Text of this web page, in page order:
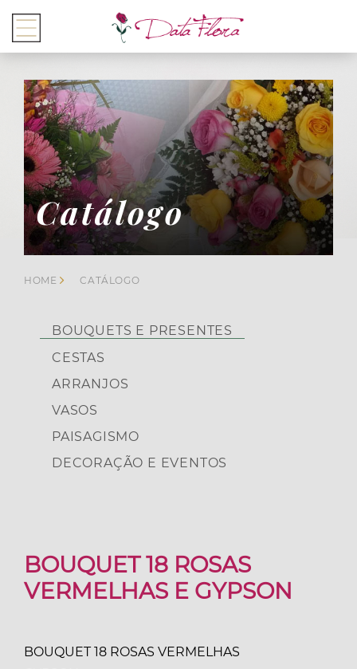
Catálogo
HOME CATÁLOGO
BOUQUETS E PRESENTES
CESTAS
ARRANJOS
VASOS
PAISAGISMO
DECORAÇÃO E EVENTOS
BOUQUET 18 ROSAS
VERMELHAS E GYPSON
BOUQUET 18 ROSAS VERMELHAS